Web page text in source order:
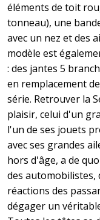
éléments de toit
tonneau), une
avec un nez et des
modèle est
: des jantes 5
en remplacement
série. Retrouver la
plaisir, celui d'un
l'un de ses jouets
avec ses grandes
hors d'âge, a de
des automobilistes,
réactions des
dégager un